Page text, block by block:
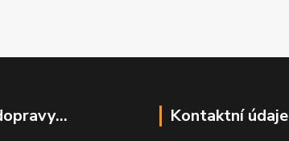
Kontaktní údaje